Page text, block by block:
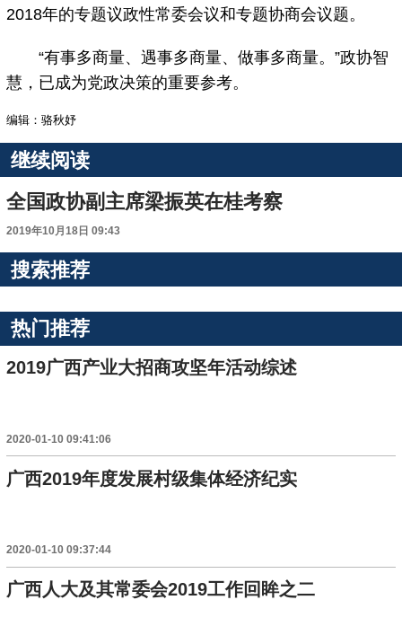
2018年的专题议政性常委会议和专题协商会议题。
“有事多商量、遇事多商量、做事多商量。”政协智
慧，已成为党政决策的重要参考。
编辑：骆秋妤
继续阅读
全国政协副主席梁振英在桂考察
2019年10月18日 09:43
搜索推荐
热门推荐
2019广西产业大招商攻坚年活动综述
2020-01-10 09:41:06
广西2019年度发展村级集体经济纪实
2020-01-10 09:37:44
广西人大及其常委会2019工作回眸之二